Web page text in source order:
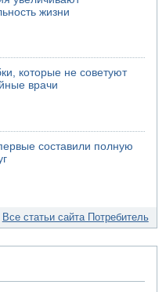
жизни
которые не советуют
врачи
составили полную
Все статьи сайта Потребитель